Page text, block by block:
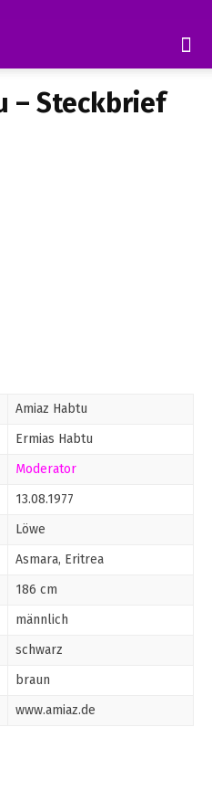
– Steckbrief
Amiaz Habtu
Ermias Habtu
Moderator
13.08.1977
Löwe
Asmara, Eritrea
186 cm
männlich
schwarz
braun
www.amiaz.de